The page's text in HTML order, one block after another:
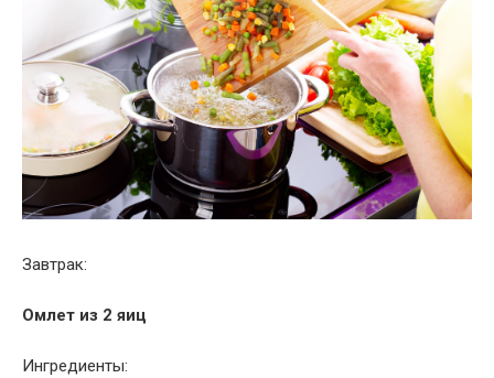
Завтрак:
Омлет из 2 яиц
Ингредиенты: